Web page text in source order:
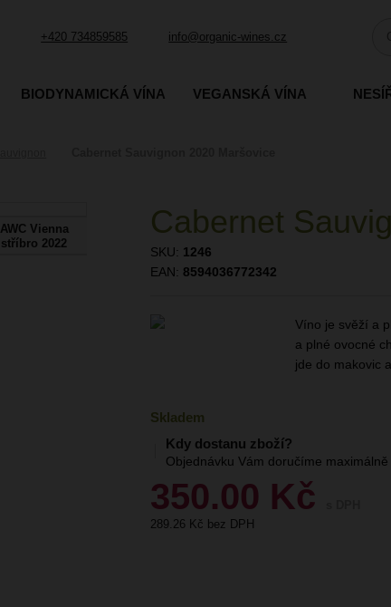
+420 734859585 info@organic-wines.cz
BIODYNAMICKÁ VÍNA VEGANSKÁ VÍNA
AWC Vienna
stříbro 2022
Cabernet
SKU: 1246
EAN: 8594036772342
Víno je svěží a
a plné ovocné
jde do makovic
Skladem
Kdy dostanu zboží?
Objednávku Vám doručíme
350.00 Kč
289.26 Kč bez DPH